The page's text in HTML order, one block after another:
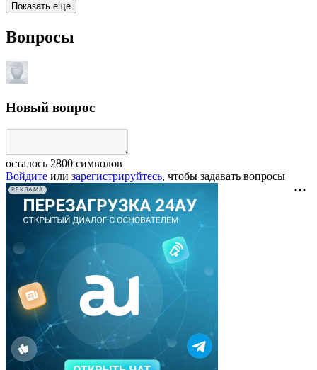
Показать еще
Вопросы
Новый вопрос
осталось 2800 символов
Войдите или зарегистрируйтесь, чтобы задавать вопросы
РЕКЛАМА